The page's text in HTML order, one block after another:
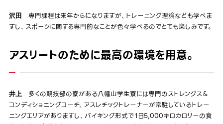
沢田
専門課程は来年からになりますが、トレーニング理論なども学べま
すし、スポーツに関する専門的なことが色々学べるのでとても楽しみです。
アスリートのために最高の環境を用意。
井上多くの競技部の寮がある八幡山学生寮には専門のストレングス＆
コンディショニングコーチ、アスレチックトレーナーが常駐しているトレー
ニングエリアがありますし、バイキング形式で１日5,000キロカロリーの食